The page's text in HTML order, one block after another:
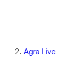
Agra Live